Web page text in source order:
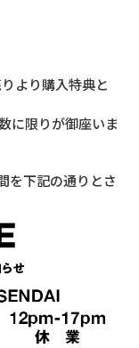
より購入特典と
に限りが御座いま
を下記の通りとさ